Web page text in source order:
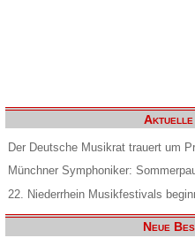
Aktuelle
Der Deutsche Musikrat trauert um
Münchner Symphoniker:
22. Niederrhein Musikfestivals
Neue